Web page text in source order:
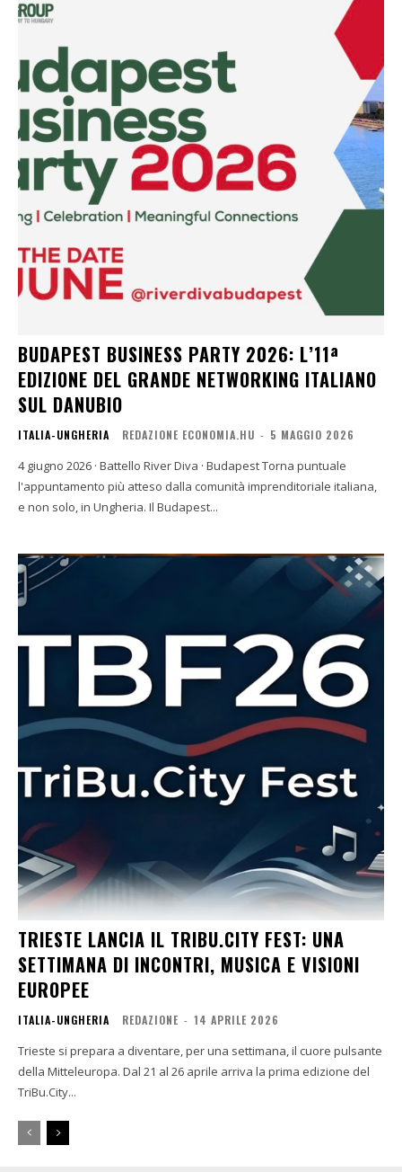
BUDAPEST BUSINESS PARTY 2026: L’11ª
EDIZIONE DEL GRANDE NETWORKING ITALIANO
SUL DANUBIO
ITALIA-UNGHERIA REDAZIONE ECONOMIA.HU - 5 MAGGIO 2026
4 giugno 2026 · Battello River Diva · Budapest Torna puntuale
l'appuntamento più atteso dalla comunità imprenditoriale italiana,
e non solo, in Ungheria. Il Budapest...
TRIESTE LANCIA IL TRIBU.CITY FEST: UNA
SETTIMANA DI INCONTRI, MUSICA E VISIONI
EUROPEE
ITALIA-UNGHERIA REDAZIONE - 14 APRILE 2026
Trieste si prepara a diventare, per una settimana, il cuore pulsante
della Mitteleuropa. Dal 21 al 26 aprile arriva la prima edizione del
TriBu.City...